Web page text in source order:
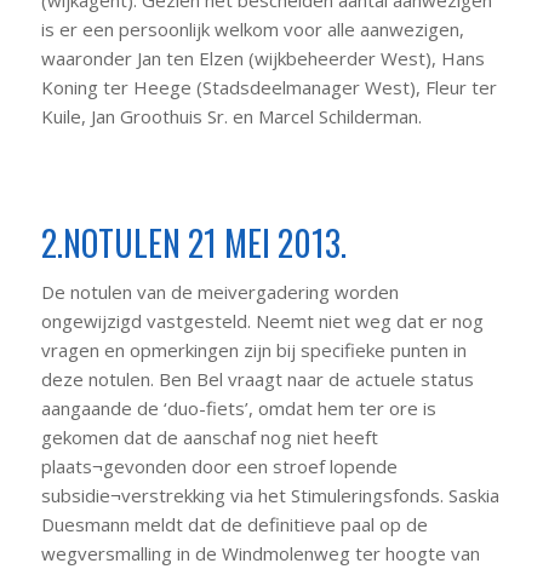
is er een persoonlijk welkom voor alle aanwezigen,
waaronder Jan ten Elzen (wijkbeheerder West), Hans
Koning ter Heege (Stadsdeelmanager West), Fleur ter
Kuile, Jan Groothuis Sr. en Marcel Schilderman.
2.NOTULEN 21 MEI 2013.
De notulen van de meivergadering worden
ongewijzigd vastgesteld. Neemt niet weg dat er nog
vragen en opmerkingen zijn bij specifieke punten in
deze notulen. Ben Bel vraagt naar de actuele status
aangaande de ‘duo-fiets’, omdat hem ter ore is
gekomen dat de aanschaf nog niet heeft
plaats¬gevonden door een stroef lopende
subsidie¬verstrekking via het Stimuleringsfonds. Saskia
Duesmann meldt dat de definitieve paal op de
wegversmalling in de Windmolenweg ter hoogte van